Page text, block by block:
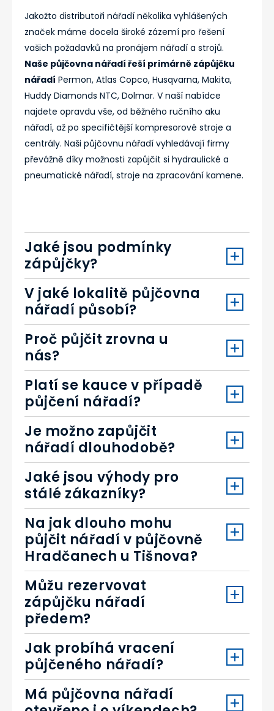
Jakožto distributoři nářadí několika vyhlášených
značek máme docela široké zázemí pro řešení
vašich požadavků na pronájem nářadí a strojů.
Naše půjčovna nářadí řeší primárně zápůjčku
nářadí Permon, Atlas Copco, Husqvarna, Makita,
Huddy Diamonds NTC, Dolmar. V naší nabídce
najdete opravdu vše, od běžného ručního aku
nářadí, až po specifičtější kompresorové stroje a
centrály. Naši půjčovnu nářadí vyhledávají firmy
převážně díky možnosti zapůjčit si hydraulické a
pneumatické nářadí, stroje na zpracování kamene.
Jaké jsou podmínky
zápůjčky?
V jaké lokalitě půjčovna
nářadí působí?
Proč půjčit zrovna u
nás?
Platí se kauce v případě
půjčení nářadí?
Je možno zapůjčit
nářadí dlouhodobě?
Jaké jsou výhody pro
stálé zákazníky?
Na jak dlouho mohu
půjčit nářadí v půjčovně
Hradčanech u Tišnova?
Můžu rezervovat
zápůjčku nářadí
předem?
Jak probíhá vracení
půjčeného nářadí?
Má půjčovna nářadí